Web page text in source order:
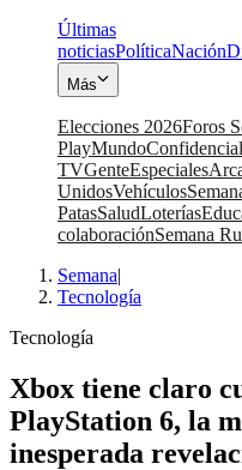
Últimas
noticiasPolíticaNación
Más
Elecciones 2026Foros
PlayMundo
TVGenteEspeciales
UnidosVehículos
PatasSaludLoterías
colaboraciónSemana
Semana|
Tecnología
Tecnología
Xbox tiene claro
PlayStation 6, la
inesperada